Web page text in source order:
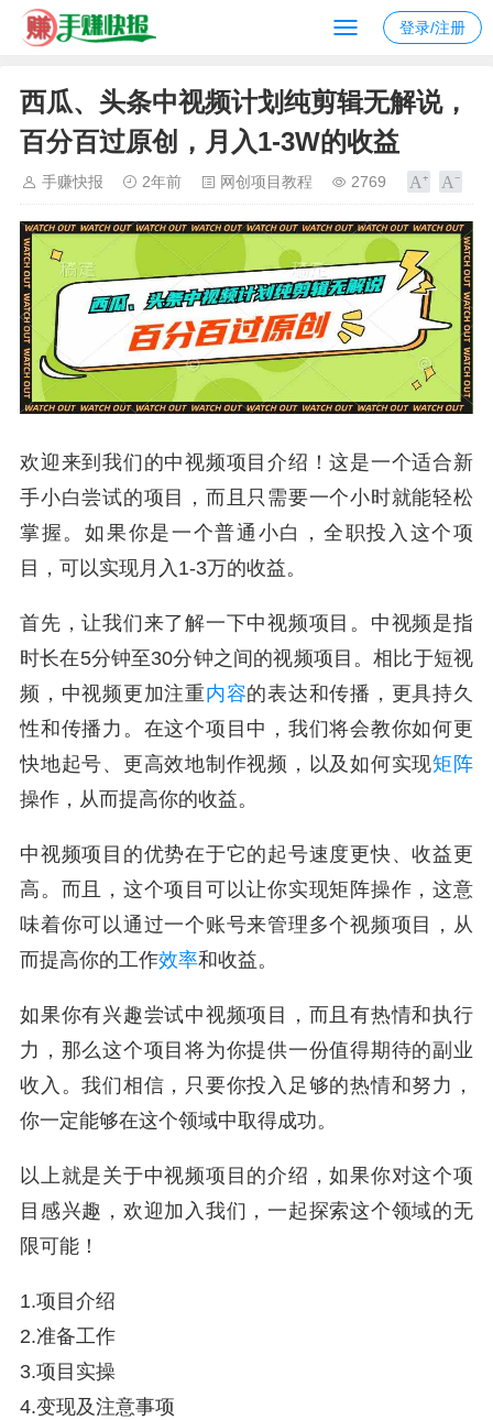
登录/注册
西瓜、头条中视频计划纯剪辑无解说，
百分百过原创，月入1-3W的收益
手赚快报 2年前 网创项目教程 2769
欢迎来到我们的中视频项目介绍！这是一个适合新
手小白尝试的项目，而且只需要一个小时就能轻松
掌握。如果你是一个普通小白，全职投入这个项
目，可以实现月入1-3万的收益。
首先，让我们来了解一下中视频项目。中视频是指
时长在5分钟至30分钟之间的视频项目。相比于短视
频，中视频更加注重内容的表达和传播，更具持久
性和传播力。在这个项目中，我们将会教你如何更
快地起号、更高效地制作视频，以及如何实现矩阵
操作，从而提高你的收益。
中视频项目的优势在于它的起号速度更快、收益更
高。而且，这个项目可以让你实现矩阵操作，这意
味着你可以通过一个账号来管理多个视频项目，从
而提高你的工作效率和收益。
如果你有兴趣尝试中视频项目，而且有热情和执行
力，那么这个项目将为你提供一份值得期待的副业
收入。我们相信，只要你投入足够的热情和努力，
你一定能够在这个领域中取得成功。
以上就是关于中视频项目的介绍，如果你对这个项
目感兴趣，欢迎加入我们，一起探索这个领域的无
限可能！
1.项目介绍
2.准备工作
3.项目实操
4.变现及注意事项